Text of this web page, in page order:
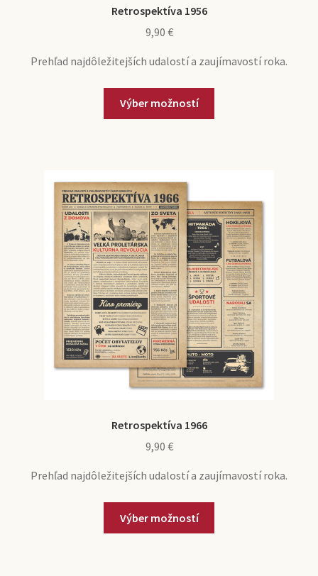
Retrospektíva 1956
9,90 €
Prehľad najdôležitejších udalostí a zaujímavostí roka.
Výber možností
Retrospektíva 1966
9,90 €
Prehľad najdôležitejších udalostí a zaujímavostí roka.
Výber možností